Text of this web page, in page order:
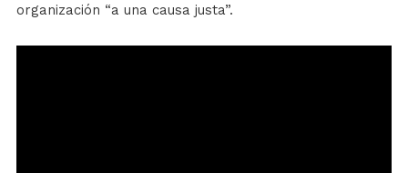
organización “a una causa justa”.